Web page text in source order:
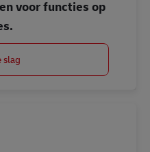
voor functies op
slag